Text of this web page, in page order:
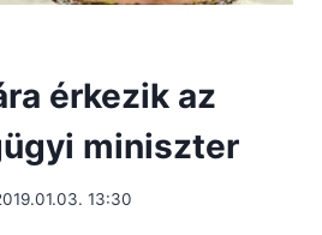
érkezik az
miniszter
13:30